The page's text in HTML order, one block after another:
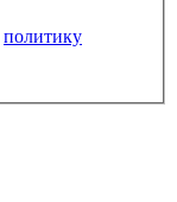
политику